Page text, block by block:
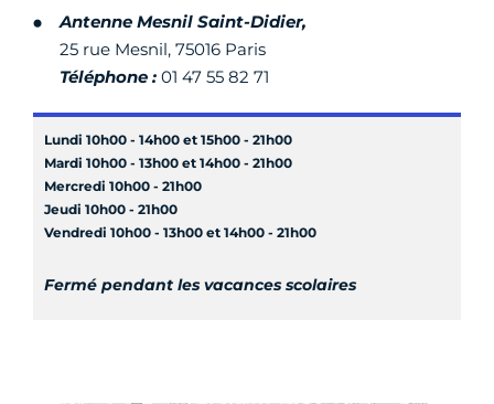
Antenne Mesnil Saint-Didier,
25 rue Mesnil, 75016 Paris
Téléphone : 01 47 55 82 71
Lundi 10h00 - 14h00 et 15h00 - 21h00
Mardi 10h00 - 13h00 et 14h00 - 21h00
Mercredi 10h00 - 21h00
Jeudi 10h00 - 21h00
Vendredi 10h00 - 13h00 et 14h00 - 21h00
Fermé pendant les vacances scolaires